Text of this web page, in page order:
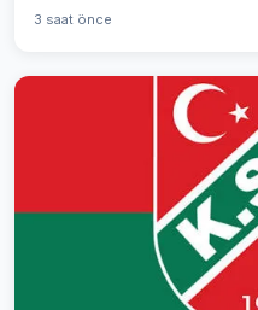
3 saat önce